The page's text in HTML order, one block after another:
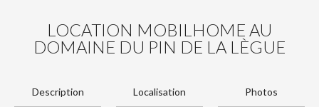
LOCATION MOBILHOME AU
DOMAINE DU PIN DE LA LÈGUE
Description Localisation Photos